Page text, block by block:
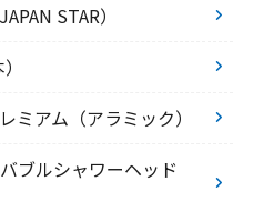
STAR）
ミアム（アラミック）
ブルシャワーヘッド